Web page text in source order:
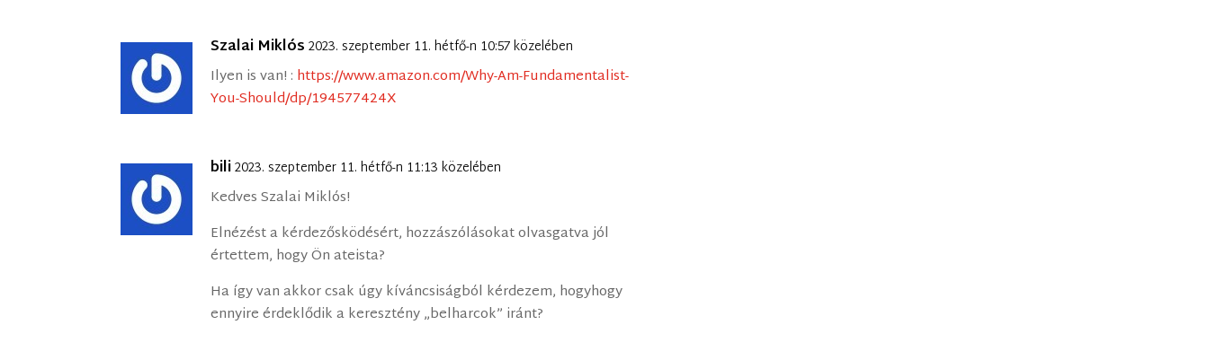
Szalai Miklós 2023. szeptember 11. hétfő-n 10:57 közelében
Ilyen is van! : https://www.amazon.com/Why-Am-Fundamentalist-
You-Should/dp/194577424X
bili2023. szeptember 11. hétfő-n 11:13 közelében
Kedves Szalai Miklós!
Elnézést a kérdezősködésért, hozzászólásokat olvasgatva jól
értettem, hogy Ön ateista?
Ha így van akkor csak úgy kíváncsiságból kérdezem, hogyhogy
ennyire érdeklődik a keresztény „belharcok” iránt?